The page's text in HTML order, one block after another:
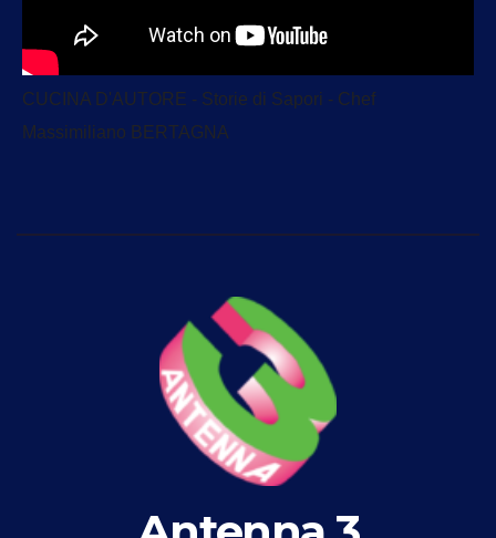
CUCINA D'AUTORE - Storie di Sapori - Chef
Massimiliano BERTAGNA